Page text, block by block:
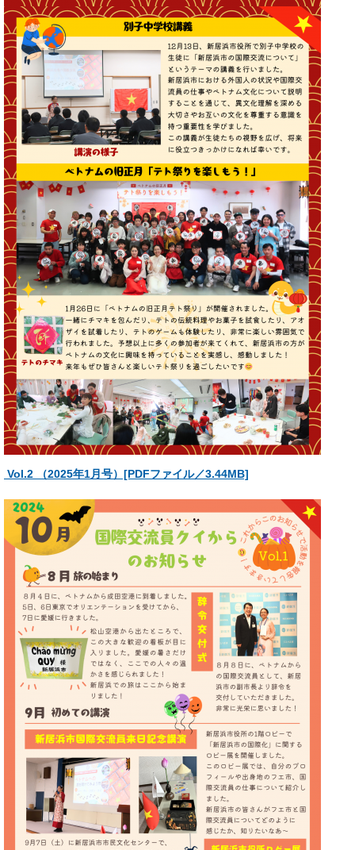
Vol.2 （2025年1月号）[PDFファイル／3.44MB]